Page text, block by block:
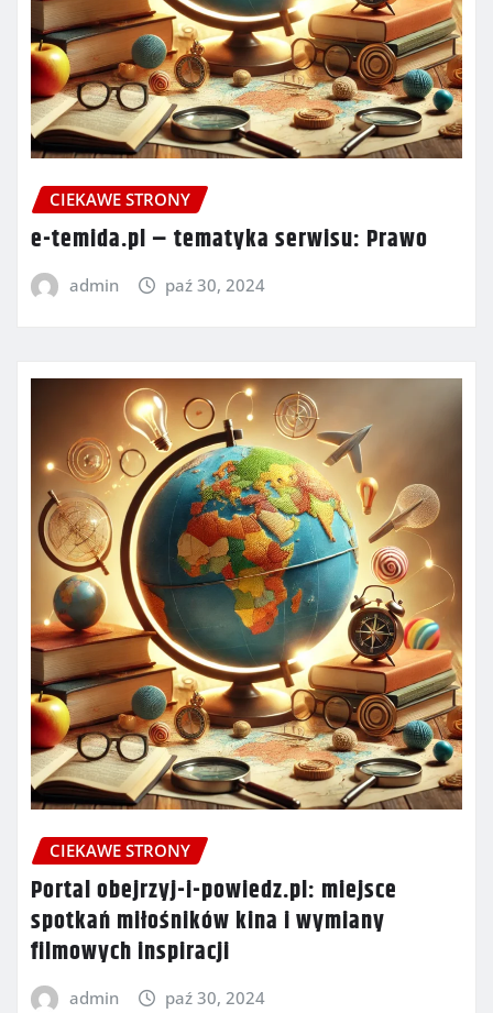
CIEKAWE STRONY
e-temida.pl – tematyka serwisu: Prawo
admin paź 30, 2024
CIEKAWE STRONY
Portal obejrzyj-i-powiedz.pl: miejsce
spotkań miłośników kina i wymiany
filmowych inspiracji
admin paź 30, 2024